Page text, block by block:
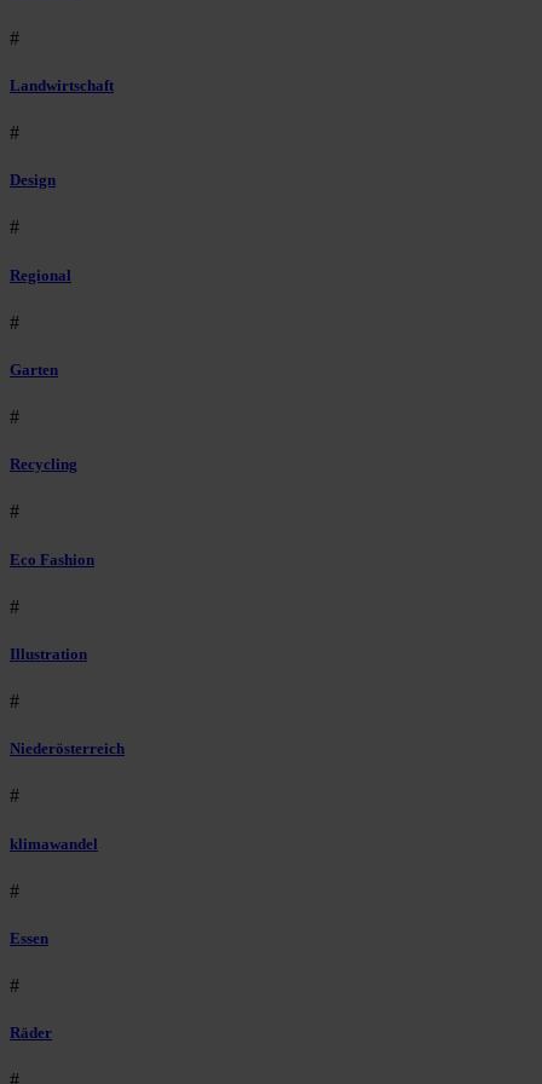
#
Landwirtschaft
#
Design
#
Regional
#
Garten
#
Recycling
#
Eco Fashion
#
Illustration
#
Niederösterreich
#
klimawandel
#
Essen
#
Räder